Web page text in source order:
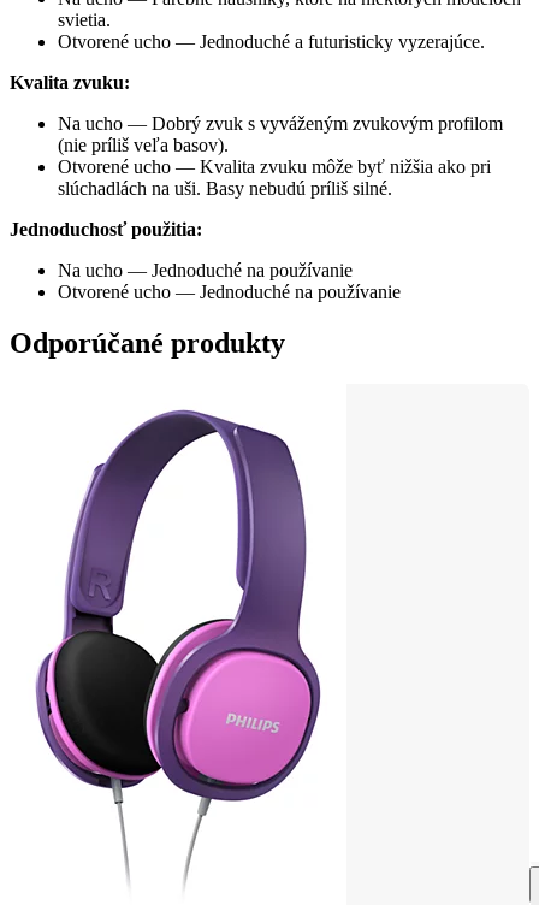
svietia.
Otvorené ucho — Jednoduché a futuristicky vyzerajúce.
Kvalita zvuku:
Na ucho — Dobrý zvuk s vyváženým zvukovým profilom
(nie príliš veľa basov).
Otvorené ucho — Kvalita zvuku môže byť nižšia ako pri
slúchadlách na uši. Basy nebudú príliš silné.
Jednoduchosť použitia:
Na ucho — Jednoduché na používanie
Otvorené ucho — Jednoduché na používanie
Odporúčané produkty